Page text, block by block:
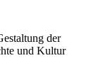
der
und Kultur